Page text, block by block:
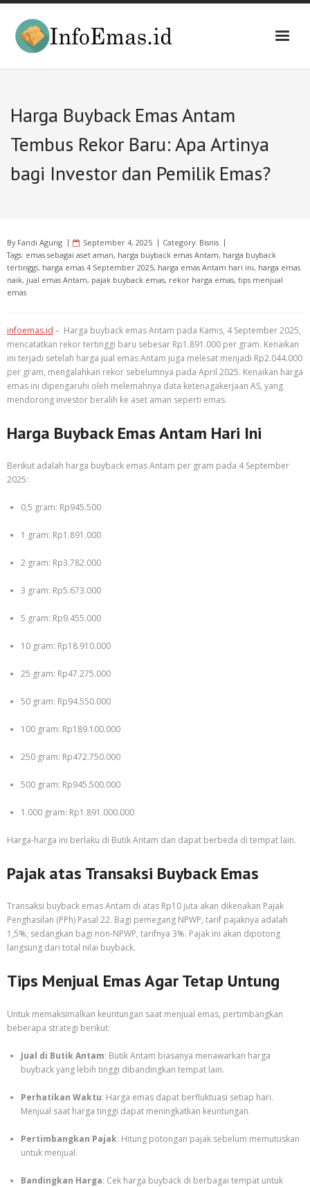
Skip
content
Harga Buyback Emas Antam
Tembus Rekor Baru: Apa Artinya
bagi Investor dan Pemilik Emas?
By Fandi Agung September 4, 2025 Category: Bisnis
Tags: emas sebagai aset aman, harga buyback emas Antam, harga buyback
tertinggi, harga emas 4 September 2025, harga emas Antam hari ini, harga emas
naik, jual emas Antam, pajak buyback emas, rekor harga emas, tips menjual
emas
infoemas.id – Harga buyback emas Antam pada Kamis, 4 September 2025,
mencatatkan rekor tertinggi baru sebesar Rp1.891.000 per gram. Kenaikan
ini terjadi setelah harga jual emas Antam juga melesat menjadi Rp2.044.000
per gram, mengalahkan rekor sebelumnya pada April 2025. Kenaikan harga
emas ini dipengaruhi oleh melemahnya data ketenagakerjaan AS, yang
mendorong investor beralih ke aset aman seperti emas.
Harga Buyback Emas Antam Hari Ini
Berikut adalah harga buyback emas Antam per gram pada 4 September
2025:
0,5 gram: Rp945.500
1 gram: Rp1.891.000
2 gram: Rp3.782.000
3 gram: Rp5.673.000
5 gram: Rp9.455.000
10 gram: Rp18.910.000
25 gram: Rp47.275.000
50 gram: Rp94.550.000
100 gram: Rp189.100.000
250 gram: Rp472.750.000
500 gram: Rp945.500.000
1.000 gram: Rp1.891.000.000
Harga-harga ini berlaku di Butik Antam dan dapat berbeda di tempat lain.
Pajak atas Transaksi Buyback Emas
Transaksi buyback emas Antam di atas Rp10 juta akan dikenakan Pajak
Penghasilan (PPh) Pasal 22. Bagi pemegang NPWP, tarif pajaknya adalah
1,5%, sedangkan bagi non-NPWP, tarifnya 3%. Pajak ini akan dipotong
langsung dari total nilai buyback.
Tips Menjual Emas Agar Tetap Untung
Untuk memaksimalkan keuntungan saat menjual emas, pertimbangkan
beberapa strategi berikut:
Jual di Butik Antam: Butik Antam biasanya menawarkan harga
buyback yang lebih tinggi dibandingkan tempat lain.
Perhatikan Waktu: Harga emas dapat berfluktuasi setiap hari.
Menjual saat harga tinggi dapat meningkatkan keuntungan.
Pertimbangkan Pajak: Hitung potongan pajak sebelum memutuskan
untuk menjual.
Bandingkan Harga: Cek harga buyback di berbagai tempat untuk